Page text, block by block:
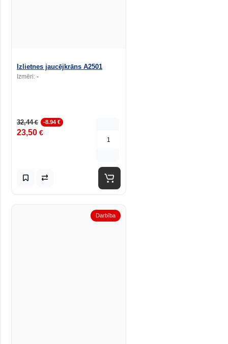
Izlietnes jaucējkrāns A2501
Izmēri: -
32,44€ -8.94 €
23,50 €
Darbība